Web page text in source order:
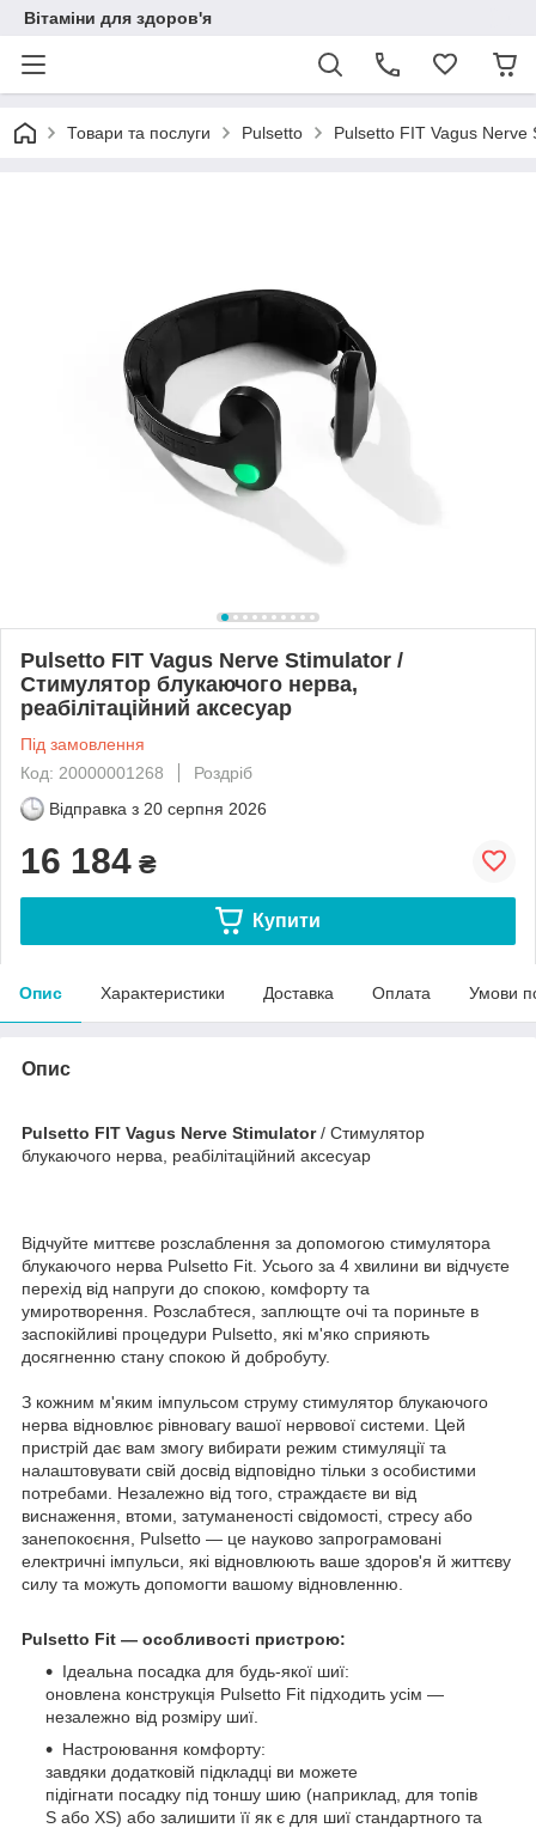
Вітаміни для здоров'я
Товари та послуги Pulsetto Pulsetto FIT Vagus Nerve
Pulsetto FIT Vagus Nerve Stimulator /
Стимулятор блукаючого нерва,
реабілітаційний аксесуар
Під замовлення
Код: 20000001268
Роздріб
Відправка з 20 серпня 2026
16 184 ₴
Купити
Опис Характеристики Доставка Оплата Умови
Опис
Pulsetto FIT Vagus Nerve Stimulator/ Стимулятор
блукаючого нерва, реабілітаційний аксесуар
Відчуйте миттєве розслаблення за допомогою стимулятора
блукаючого нерва Pulsetto Fit. Усього за 4 хвилини ви відчуєте
перехід від напруги до спокою, комфорту та
умиротворення. Розслабтеся, заплющте очі та пориньте в
заспокійливі процедури Pulsetto, які м'яко сприяють
досягненню стану спокою й добробуту.
З кожним м'яким імпульсом струму стимулятор блукаючого
нерва відновлює рівновагу вашої нервової системи. Цей
пристрій дає вам змогу вибирати режим стимуляції та
налаштовувати свій досвід відповідно тільки з особистими
потребами. Незалежно від того, страждаєте ви від
виснаження, втоми, затуманеності свідомості, стресу або
занепокоєння, Pulsetto — це науково запрограмовані
електричні імпульси, які відновлюють ваше здоров'я й життєву
силу та можуть допомогти вашому відновленню.
Pulsetto Fit — особливості пристрою:
Ідеальна посадка для будь-якої шиї:
оновлена конструкція Pulsetto Fit підходить усім —
незалежно від розміру шиї.
Настроювання комфорту:
завдяки додатковій підкладці ви можете
підігнати посадку під тоншу шию (наприклад, для топів
S або XS) або залишити її як є для шиї стандартного та